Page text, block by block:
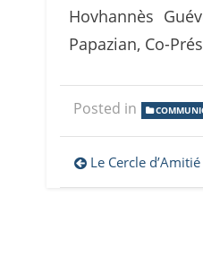
Hovhannès
Papazian, Co-
Posted in
de
Le Cercle